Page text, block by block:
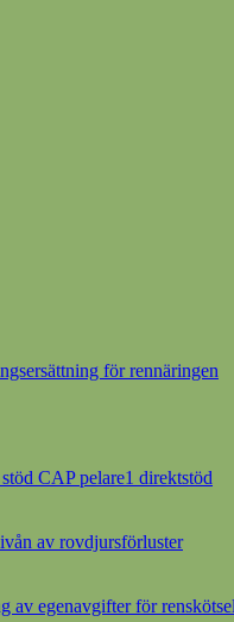
för rennäringen
CAP pelare1 direktstöd
av rovdjursförluster
av egenavgifter för